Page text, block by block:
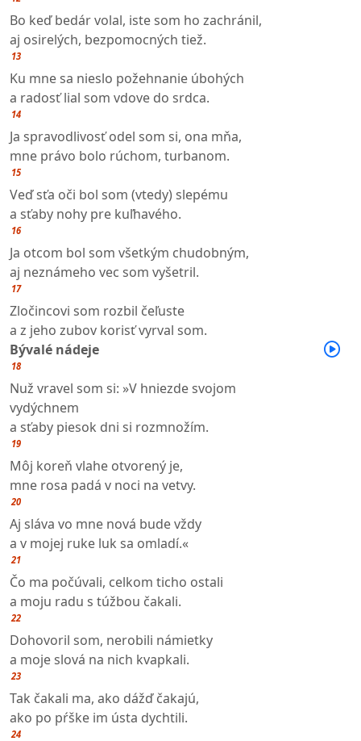
Bo keď bedár volal, iste som ho zachránil,
aj osirelých, bezpomocných tiež.
13
Ku mne sa nieslo požehnanie úbohých
a radosť lial som vdove do srdca.
14
Ja spravodlivosť odel som si, ona mňa,
mne právo bolo rúchom, turbanom.
15
Veď sťa oči bol som (vtedy) slepému
a sťaby nohy pre kuľhavého.
16
Ja otcom bol som všetkým chudobným,
aj neznámeho vec som vyšetril.
17
Zločincovi som rozbil čeľuste
a z jeho zubov korisť vyrval som.
Bývalé nádeje
18
Nuž vravel som si: »V hniezde svojom
vydýchnem
a sťaby piesok dni si rozmnožím.
19
Môj koreň vlahe otvorený je,
mne rosa padá v noci na vetvy.
20
Aj sláva vo mne nová bude vždy
a v mojej ruke luk sa omladí.«
21
Čo ma počúvali, celkom ticho ostali
a moju radu s túžbou čakali.
22
Dohovoril som, nerobili námietky
a moje slová na nich kvapkali.
23
Tak čakali ma, ako dážď čakajú,
ako po pŕške im ústa dychtili.
24